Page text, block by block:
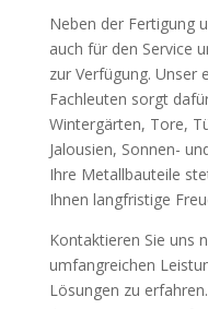
Neben der Fertigung
auch für den Service
zur Verfügung. Unser
Fachleuten sorgt
Wintergärten, Tore,
Jalousien, Sonnen-
Ihre Metallbauteile
Ihnen langfristige
Kontaktieren Sie uns
umfangreichen
Lösungen zu